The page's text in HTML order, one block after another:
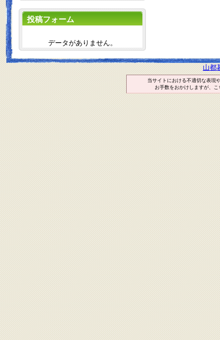
投稿フォーム
データがありません。
山都
当サイトにおける不適切な表現
お手数をおかけしますが、こ